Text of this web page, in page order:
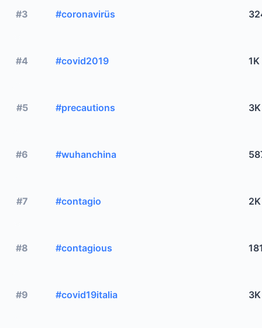
#3 #coronavirüs
#4 #covid2019 1K
#5 #precautions 3K
#6 #wuhanchina
#7 #contagio 2K
#8 #contagious
#9 #covid19italia 3K